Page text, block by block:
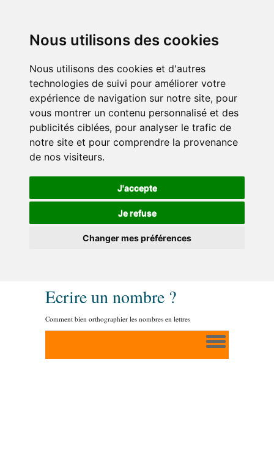
Nous utilisons des cookies
Nous utilisons des cookies et d'autres
technologies de suivi pour améliorer votre
expérience de navigation sur notre site, pour
vous montrer un contenu personnalisé et des
publicités ciblées, pour analyser le trafic de
notre site et pour comprendre la provenance
de nos visiteurs.
J'accepte
Je refuse
Changer mes préférences
Ecrire un nombre ?
Comment bien orthographier les nombres en lettres